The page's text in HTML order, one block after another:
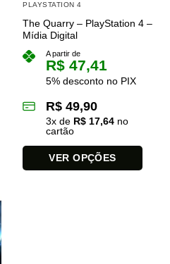
PLAYSTATION 4
The Quarry – PlayStation 4 –
Mídia Digital
A partir de
R$ 47,41
5% desconto no PIX
R$ 49,90
3x de R$ 17,64 no
cartão
VER OPÇÕES